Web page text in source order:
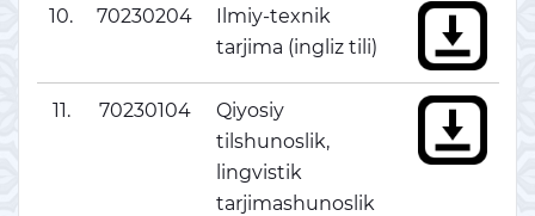
10. 70230204
Ilmiy-texnik
tarjima (ingliz tili)
11. 70230104
Qiyosiy
tilshunoslik,
lingvistik
tarjimashunoslik